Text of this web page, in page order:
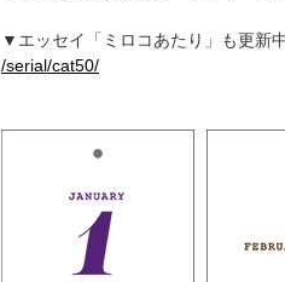
▼エッセイ「ミロコあたり」も更新
/serial/cat50/